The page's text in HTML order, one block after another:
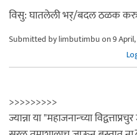
विसु: घातलेली भर्/बदल ठळक
Submitted bylimbutimbuon 9
>>>>>>>>>
ज्यान्ना या "महाजनान्च्या